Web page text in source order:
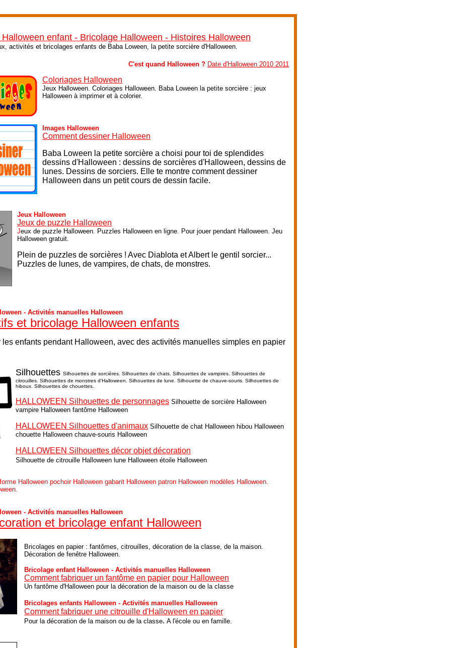
enfant - Bricolage Halloween - Histoires Halloween
activités et bricolages enfants de Baba Loween, la petite sorcière d'Halloween.
C'est quand Halloween ? Date d'Halloween 2010 2011
Coloriages Halloween
Jeux Halloween. Coloriages Halloween. Baba Loween la petite sorcière : jeux
Halloween à imprimer et à colorier.
Images Halloween
Comment dessiner Halloween
Baba Loween la petite sorcière a choisi pour toi de splendides
dessins d'Halloween : dessins de sorcières d'Halloween, dessins de
lunes. Dessins de sorciers. Elle te montre comment dessiner
Halloween dans un petit cours de dessin facile.
Jeux Halloween
Jeux de puzzle Halloween
Jeux de puzzle Halloween. Puzzles Halloween en ligne. Pour jouer pendant Halloween. Jeu
Halloween gratuit.
Plein de puzzles de sorcières ! Avec Diablota et Albert le gentil sorcier...
Puzzles de lunes, de vampires, de chats, de monstres.
- Activités manuelles Halloween
et bricolage Halloween enfants
les enfants pendant Halloween, avec des activités manuelles simples en papier
Silhouettes Silhouettes de sorcières. Silhouettes de chats. Silhouettes de vampires. Silhouettes de
citrouilles. Silhouettes de monstres d'Halloween. Silhouettes de lune. Silhouette de chauve-souris. Silhouettes de
hiboux. Silhouettes de chouettes.
HALLOWEEN Silhouettes de personnages Silhouette de sorcière Halloween
vampire Halloween fantôme Halloween
HALLOWEEN Silhouettes d'animaux Silhouette de chat Halloween hibou Halloween
chouette Halloween chauve-souris Halloween
HALLOWEEN Silhouettes décor objet décoration
Silhouette de citrouille Halloween lune Halloween étoile Halloween
Halloween pochoir Halloween gabarit Halloween patron Halloween modèles Halloween.
- Activités manuelles Halloween
et bricolage enfant Halloween
Bricolages en papier : fantômes, citrouilles, décoration de la classe, de la maison.
Décoration de fenêtre Halloween.
Bricolage enfant Halloween - Activités manuelles Halloween
Comment fabriquer un fantôme en papier pour Halloween
Un fantôme d'Halloween pour la décoration de la maison ou de la classe
Bricolages enfants Halloween - Activités manuelles Halloween
Comment fabriquer une citrouille d'Halloween en papier
Pour la décoration de la maison ou de la classe. A l'école ou en famille.